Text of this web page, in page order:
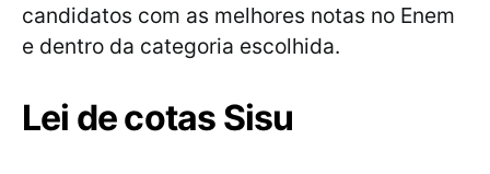
candidatos com as melhores notas no Enem
e dentro da categoria escolhida.
Lei de cotas Sisu